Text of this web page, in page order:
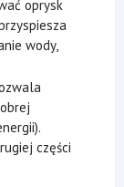
oprysk
wody,
części